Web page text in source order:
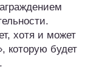
хотя и может
которую будет